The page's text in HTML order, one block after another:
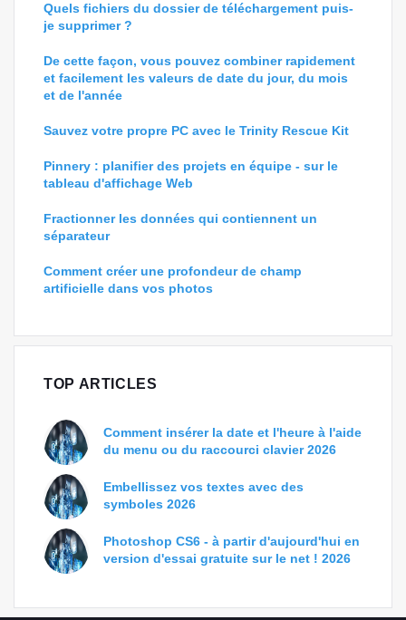
Quels fichiers du dossier de téléchargement puis-
je supprimer ?
De cette façon, vous pouvez combiner rapidement
et facilement les valeurs de date du jour, du mois
et de l'année
Sauvez votre propre PC avec le Trinity Rescue Kit
Pinnery : planifier des projets en équipe - sur le
tableau d'affichage Web
Fractionner les données qui contiennent un
séparateur
Comment créer une profondeur de champ
artificielle dans vos photos
TOP ARTICLES
Comment insérer la date et l'heure à l'aide
du menu ou du raccourci clavier 2026
Embellissez vos textes avec des
symboles 2026
Photoshop CS6 - à partir d'aujourd'hui en
version d'essai gratuite sur le net ! 2026